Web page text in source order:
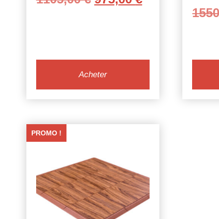
1105,00 €.975,00 €.
Acheter
PROMO !